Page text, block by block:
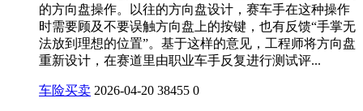
的方向盘操作。以往的方向盘设计，赛车手在这种操作
时需要顾及不要误触方向盘上的按键，也有反馈“手掌无
法放到理想的位置”。基于这样的意见，工程师将方向盘
重新设计，在赛道里由职业车手反复进行测试评...
车险买卖 2026-04-20 38455 0